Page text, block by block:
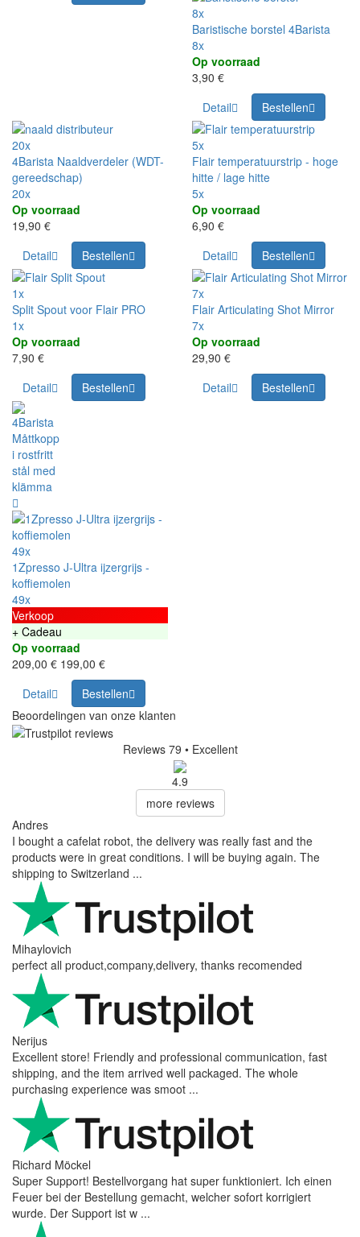
8x
Baristische borstel 4Barista
8x
Op voorraad
3,90 €
Detail
Bestellen
20x
4Barista Naaldverdeler (WDT-
gereedschap)
20x
Op voorraad
19,90 €
Detail
Bestellen
5x
Flair temperatuurstrip - hoge
hitte / lage hitte
5x
Op voorraad
6,90 €
Detail
Bestellen
1x
Split Spout voor Flair PRO
1x
Op voorraad
7,90 €
Detail
Bestellen
7x
Flair Articulating Shot Mirror
7x
Op voorraad
29,90 €
Detail
Bestellen
49x
1Zpresso J-Ultra ijzergrijs -
koffiemolen
49x
Verkoop
+ Cadeau
Op voorraad
209,00 € 199,00 €
Detail
Bestellen
Beoordelingen van onze klanten
Reviews 79 • Excellent
4.9
more reviews
Andres
I bought a cafelat robot, the delivery was really fast and the
products were in great conditions. I will be buying again. The
shipping to Switzerland ...
Mihaylovich
perfect all product,company,delivery, thanks recomended
Nerijus
Excellent store! Friendly and professional communication, fast
shipping, and the item arrived well packaged. The whole
purchasing experience was smoot ...
Richard Möckel
Super Support! Bestellvorgang hat super funktioniert. Ich einen
Feuer bei der Bestellung gemacht, welcher sofort korrigiert
wurde. Der Support ist w ...